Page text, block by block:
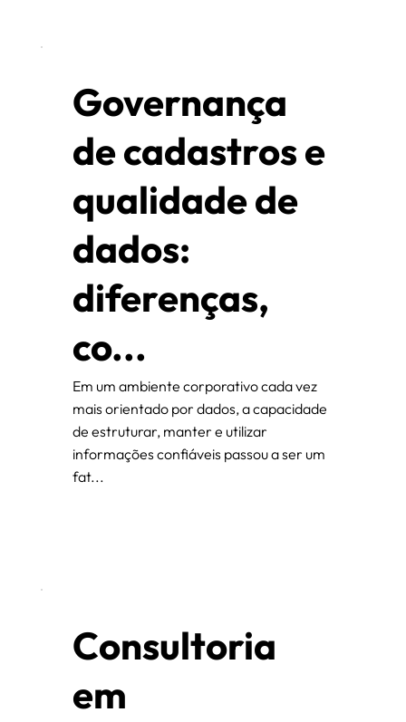
Governança
de cadastros e
qualidade de
dados:
diferenças,
co...
Em um ambiente corporativo cada vez
mais orientado por dados, a capacidade
de estruturar, manter e utilizar
informações confiáveis passou a ser um
fat...
Consultoria
em